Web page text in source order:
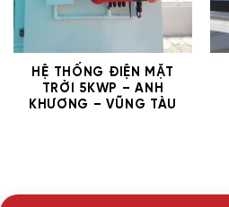
HỆ THỐNG ĐIỆN MẶT
TRỜI 5KWP – ANH
KHƯƠNG – VŨNG TÀU